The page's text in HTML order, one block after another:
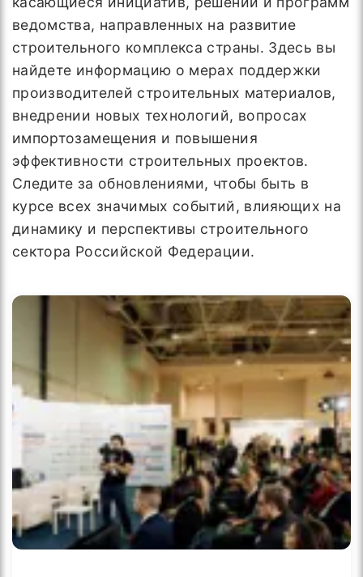
ведомства, направленных на развитие
строительного комплекса страны. Здесь вы
найдете информацию о мерах поддержки
производителей строительных материалов,
внедрении новых технологий, вопросах
импортозамещения и повышения
эффективности строительных проектов.
Следите за обновлениями, чтобы быть в
курсе всех значимых событий, влияющих на
динамику и перспективы строительного
сектора Российской Федерации.